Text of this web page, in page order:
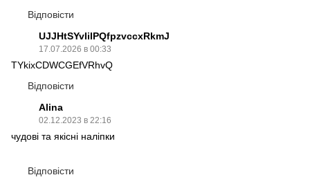
Відповісти
UJJHtSYvIiIPQfpzvccxRkmJ
17.07.2026 в 00:33
TYkixCDWCGEfVRhvQ
Відповісти
Alina
02.12.2023 в 22:16
чудові та якісні наліпки
Відповісти